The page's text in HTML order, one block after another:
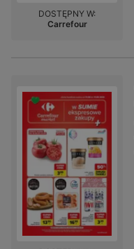
DOSTĘPNY W:
Carrefour